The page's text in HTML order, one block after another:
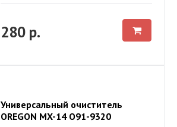
280 р.
Универсальный очиститель
OREGON MX-14 O91-9320